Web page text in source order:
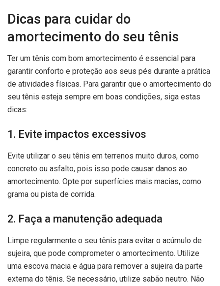
Dicas para cuidar do
amortecimento do seu tênis
Ter um tênis com bom amortecimento é essencial para
garantir conforto e proteção aos seus pés durante a prática
de atividades físicas. Para garantir que o amortecimento do
seu tênis esteja sempre em boas condições, siga estas
dicas:
1. Evite impactos excessivos
Evite utilizar o seu tênis em terrenos muito duros, como
concreto ou asfalto, pois isso pode causar danos ao
amortecimento. Opte por superfícies mais macias, como
grama ou pista de corrida.
2. Faça a manutenção adequada
Limpe regularmente o seu tênis para evitar o acúmulo de
sujeira, que pode comprometer o amortecimento. Utilize
uma escova macia e água para remover a sujeira da parte
externa do tênis. Se necessário, utilize sabão neutro. Não